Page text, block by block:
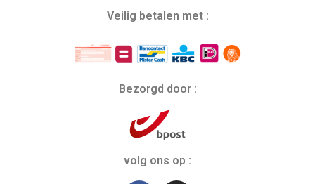
Veilig betalen met :
Bezorgd door :
volg ons op :